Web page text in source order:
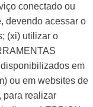
conectado ou
devendo acessar o
(xi) utilizar o
em
ou em websites de
para realizar